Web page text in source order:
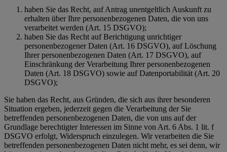
haben Sie das Recht, auf Antrag unentgeltlich Auskunft zu
erhalten über Ihre personenbezogenen Daten, die von uns
verarbeitet werden (Art. 15 DSGVO);
haben Sie das Recht auf Berichtigung unrichtiger
personenbezogener Daten (Art. 16 DSGVO), auf Löschung
Ihrer personenbezogenen Daten (Art. 17 DSGVO), auf
Einschränkung der Verarbeitung Ihrer personenbezogenen
Daten (Art. 18 DSGVO) sowie auf Datenportabilität (Art. 20
DSGVO);
Sie haben das Recht, aus Gründen, die sich aus ihrer besonderen
Situation ergeben, jederzeit gegen die Verarbeitung der Sie
betreffenden personenbezogenen Daten, die von uns auf der
Grundlage berechtigter Interessen im Sinne von Art. 6 Abs. 1 lit. f
DSGVO erfolgt, Widerspruch einzulegen. Wir verarbeiten die Sie
betreffenden personenbezogenen Daten nicht mehr, es sei denn, wir